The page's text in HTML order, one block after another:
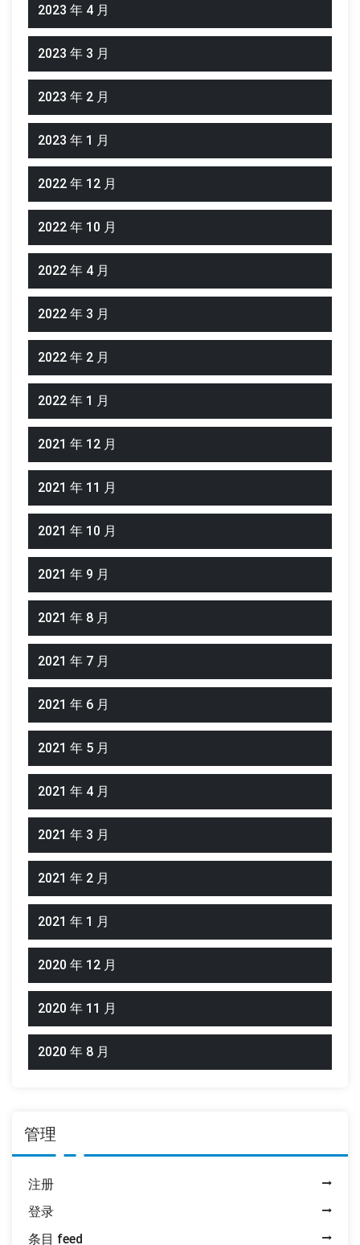
2023 年 4 月
2023 年 3 月
2023 年 2 月
2023 年 1 月
2022 年 12 月
2022 年 10 月
2022 年 4 月
2022 年 3 月
2022 年 2 月
2022 年 1 月
2021 年 12 月
2021 年 11 月
2021 年 10 月
2021 年 9 月
2021 年 8 月
2021 年 7 月
2021 年 6 月
2021 年 5 月
2021 年 4 月
2021 年 3 月
2021 年 2 月
2021 年 1 月
2020 年 12 月
2020 年 11 月
2020 年 8 月
管理
注册
登录
条目 feed